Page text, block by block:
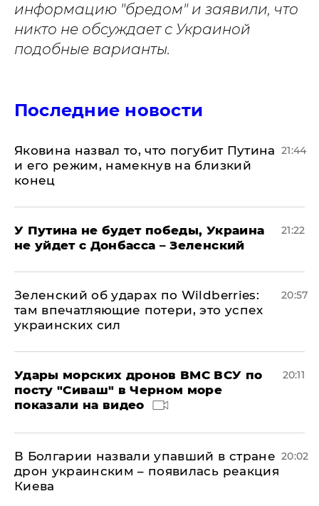
информацию "бредом" и заявили, что
никто не обсуждает с Украиной
подобные варианты.
Последние новости
Яковина назвал то, что погубит Путина
и его режим, намекнув на близкий
конец
21:44
У Путина не будет победы, Украина
не уйдет с Донбасса – Зеленский
21:22
Зеленский об ударах по Wildberries:
там впечатляющие потери, это успех
украинских сил
20:57
Удары морских дронов ВМС ВСУ по
посту "Сиваш" в Черном море
показали на видео
20:11
В Болгарии назвали упавший в стране
дрон украинским – появилась реакция
Киева
20:02